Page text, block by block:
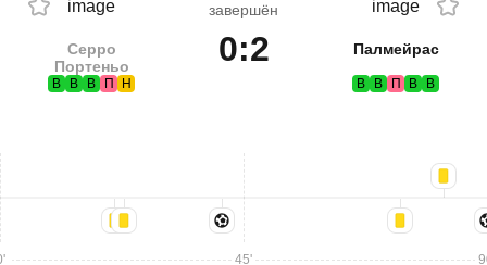
Серро
Портеньо
В В В П Н
завершён
0:2 Палмейрас
В В П В В
45'